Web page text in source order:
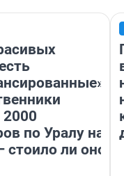
2000
по Уралу на
ли оно